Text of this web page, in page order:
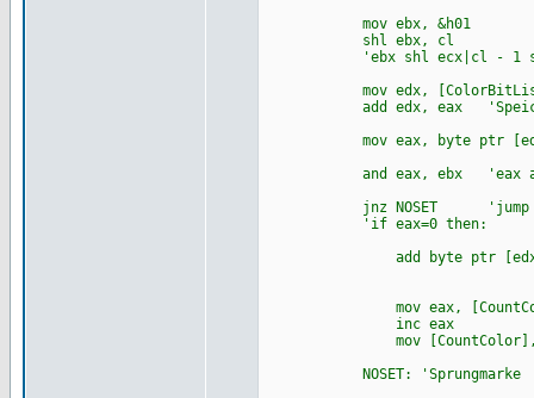
mov ebx, &h01
shl ebx, cl
'ebx shl ecx|cl - 1 shl
mov edx,
add edx, eax
mov eax, byte ptr [edx]
and eax, ebx 'eax
jnz NOSET 'jump
'if eax=0
add byte ptr [edx], ebx
mov eax, [CountColor]
inc eax 'eax
mov [CountColor], eax
NOSET: 'Sprungmarke